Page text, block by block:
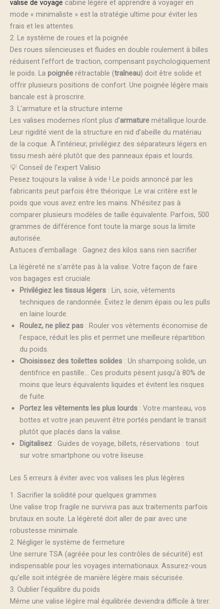
valise de voyage cabine légère et apprendre à voyager en
mode « minimaliste » est la stratégie ultime pour éviter les
frais et les attentes.
2. Le système de roues et la poignée
Des roues silencieuses et fluides en double roulement à billes
réduisent l’effort de traction, compensant psychologiquement
le poids. La poignée rétractable (traîneau) doit être solide et
offrir plusieurs positions de confort. Une poignée légère mais
bancale est à proscrire.
3. L’armature et la structure interne
Les valises modernes n’ont plus d’armature métallique lourde.
Leur rigidité vient de la structure en nid d’abeille du matériau
de la coque. À l’intérieur, privilégiez des séparateurs légers en
tissu mesh aéré plutôt que des panneaux épais et lourds.
💡 Conseil de l’expert Valisio
Pesez toujours la valise à vide ! Le poids annoncé par les
fabricants peut parfois être théorique. Le vrai critère est le
poids que vous avez entre les mains. N’hésitez pas à
comparer plusieurs modèles de taille équivalente. Parfois, 500
grammes de différence font toute la marge sous la limite
autorisée.
Astuces d’emballage : Gagnez des kilos sans rien sacrifier
La légèreté ne s’arrête pas à la valise. Votre façon de faire
vos bagages est cruciale.
Privilégiez les tissus légers : Lin, soie, vêtements
techniques de randonnée. Évitez le denim épais ou les pulls
en laine lourde.
Roulez, ne pliez pas : Rouler vos vêtements économise de
l’espace, réduit les plis et permet une meilleure répartition
du poids.
Choisissez des toilettes solides : Un shampoing solide, un
dentifrice en pastille… Ces produits pèsent jusqu’à 80% de
moins que leurs équivalents liquides et évitent les risques
de fuite.
Portez les vêtements les plus lourds : Votre manteau, vos
bottes et votre jean peuvent être portés pendant le transit
plutôt que placés dans la valise.
Digitalisez : Guides de voyage, billets, réservations : tout
sur votre smartphone ou votre liseuse.
Les 5 erreurs à éviter avec vos valises les plus légères
1. Sacrifier la solidité pour quelques grammes
Une valise trop fragile ne survivra pas aux traitements parfois
brutaux en soute. La légèreté doit aller de pair avec une
robustesse minimale.
2. Négliger le système de fermeture
Une serrure TSA (agréée pour les contrôles de sécurité) est
indispensable pour les voyages internationaux. Assurez-vous
qu’elle soit intégrée de manière légère mais sécurisée.
3. Oublier l’équilibre du poids
Même une valise légère mal équilibrée deviendra difficile à tirer.